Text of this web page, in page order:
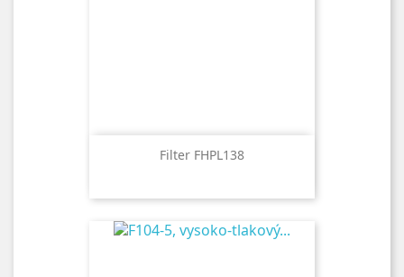
Filter FHPL138